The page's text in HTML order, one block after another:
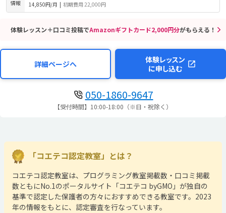
情報
14,850円/月 | 初期費用 22,000円
体験レッスン＋口コミ投稿でAmazonギフトカード2,000円分がもらえる！
詳細ページへ
体験レッスン
に申し込む
050-1860-9647
【受付時間】10:00-18:00（※日・祝除く）
「コエテコ認定教室」とは？
コエテコ認定教室は、プログラミング教室掲載数・口コミ掲載
数ともにNo.1のポータルサイト「コエテコ byGMO」が独自の
基準で認定した保護者の方々におすすめできる教室です。2023
年の情報をもとに、認定審査を行なっています。